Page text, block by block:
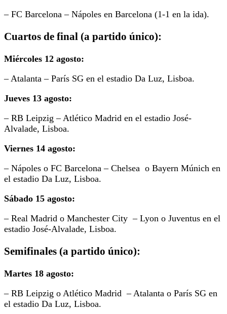
– FC Barcelona – Nápoles en Barcelona (1-1 en la ida).
Cuartos de final (a partido único):
Miércoles 12 agosto:
– Atalanta – París SG en el estadio Da Luz, Lisboa.
Jueves 13 agosto:
– RB Leipzig – Atlético Madrid en el estadio José-
Alvalade, Lisboa.
Viernes 14 agosto:
– Nápoles o FC Barcelona – Chelsea o Bayern Múnich en
el estadio Da Luz, Lisboa.
Sábado 15 agosto:
– Real Madrid o Manchester City – Lyon o Juventus en el
estadio José-Alvalade, Lisboa.
Semifinales (a partido único):
Martes 18 agosto:
– RB Leipzig o Atlético Madrid – Atalanta o París SG en
el estadio Da Luz, Lisboa.